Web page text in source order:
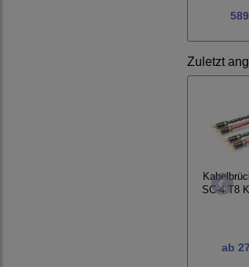
Zuletzt
SC-4 T8
ab